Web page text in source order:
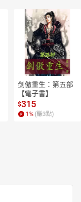
剑傲重生：第五部
【電子書】
$315
1 % (賺3點)